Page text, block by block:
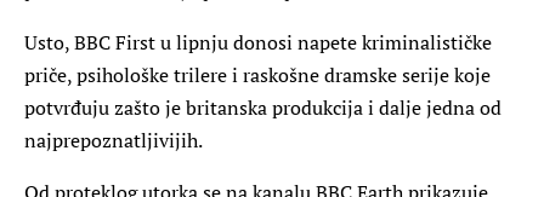
Usto, BBC First u lipnju donosi napete kriminalističke
priče, psihološke trilere i raskošne dramske serije koje
potvrđuju zašto je britanska produkcija i dalje jedna od
najprepoznatljivijih.